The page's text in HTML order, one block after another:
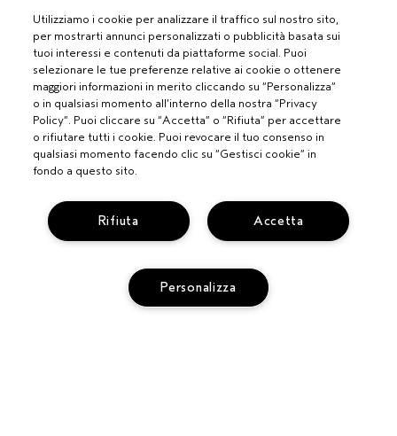
DIVENTA UN SALONE AVEDA
BISOGNO DI AIUTO?
MONITORA IL TUO ORDINE
CHATTA CON NOI
SCOPRI IL CANALE PIÚ INDICATO PER LA TUA RICHIESTA
Utilizziamo i cookie per analizzare il traffico sul nostro sito,
per mostrarti annunci personalizzati o pubblicità basata sui
tuoi interessi e contenuti da piattaforme social. Puoi
selezionare le tue preferenze relative ai cookie o ottenere
maggiori informazioni in merito cliccando su “Personalizza”
o in qualsiasi momento all’interno della nostra “Privacy
Policy”. Puoi cliccare su “Accetta” o “Rifiuta” per accettare
o rifiutare tutti i cookie. Puoi revocare il tuo consenso in
qualsiasi momento facendo clic su “Gestisci cookie” in
fondo a questo sito.
Accetta
Rifiuta
Personalizza